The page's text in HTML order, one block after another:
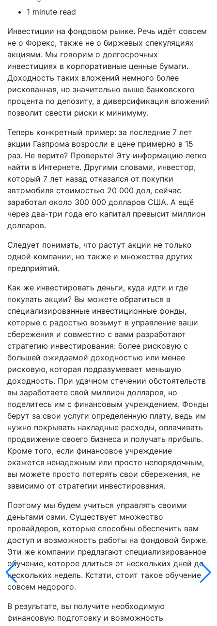
1 minute read
Инвестиции на фондовом рынке. Речь идёт совсем
не о Форекс, также не о биржевых спекуляциях
акциями. Мы говорим о долгосрочных
инвестициях в корпоративные ценные бумаги.
Доходность таких вложений немного более
рискованная, но значительно выше банковского
процента по депозиту, а диверсификация вложений
позволит свести риски к минимуму.
Теперь конкретный пример: за последние 7 лет
акции Газпрома возросли в цене примерно в 15
раз. Не верите? Проверьте! Эту информацию легко
найти в Интернете. Другими словами, инвестор,
который 7 лет назад отказался от покупки
автомобиля стоимостью 20 000 дол, сейчас
заработал около 300 000 долларов США. А ещё
через два-три года его капитал превысит миллион
долларов.
Следует понимать, что растут акции не только
одной компании, но также и множества других
предприятий.
Как же инвестировать деньги, куда идти и где
покупать акции? Вы можете обратиться в
специализированные инвестиционные фонды,
которые с радостью возьмут в управление ваши
сбережения и совместно с вами разработают
стратегию инвестирования: более рисковую с
большей ожидаемой доходностью или менее
рисковую, которая подразумевает меньшую
доходность. При удачном стечении обстоятельств
вы заработаете свой миллион долларов, но
поделитесь им с финансовым учреждением. Фонды
берут за свои услуги определенную плату, ведь им
нужно покрывать накладные расходы, оплачивать
продвижение своего бизнеса и получать прибыль.
Кроме того, если финансовое учреждение
окажется ненадежным или просто непорядочным,
вы можете просто потерять свои сбережения, не
зависимо от стратегии инвестирования.
Поэтому мы будем учиться управлять своими
деньгами сами. Существует множество
провайдеров, которые способны обеспечить вам
доступ и возможность работы на фондовой бирже.
Эти же компании предлагают специализированное
обучение, которое длиться от нескольких дней до
нескольких недель. Кстати, стоит такое обучение
совсем недорого.
В результате, вы получите необходимую
финансовую подготовку и возможность